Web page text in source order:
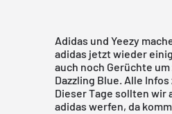
Adidas und Yeezy
adidas jetzt wieder
auch noch Gerüchte
Dazzling Blue. Alle
Dieser Tage sollten wir
adidas werfen, da